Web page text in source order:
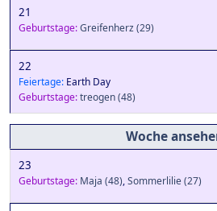
21
Geburtstage:Greifenherz(29)
22
Feiertage: Earth Day
Geburtstage:treogen(48)
23
Geburtstage: Maja (48),Sommerlilie(27)